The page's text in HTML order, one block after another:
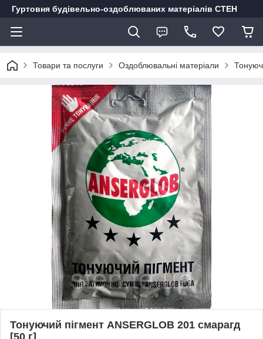
Гуртовня будівельно-оздоблюваних матеріалів СТЕН
Товари та послуги Оздоблювальні матеріали
Тонуючий пігмент ANSERGLOB 201 смарагд
[50 г]